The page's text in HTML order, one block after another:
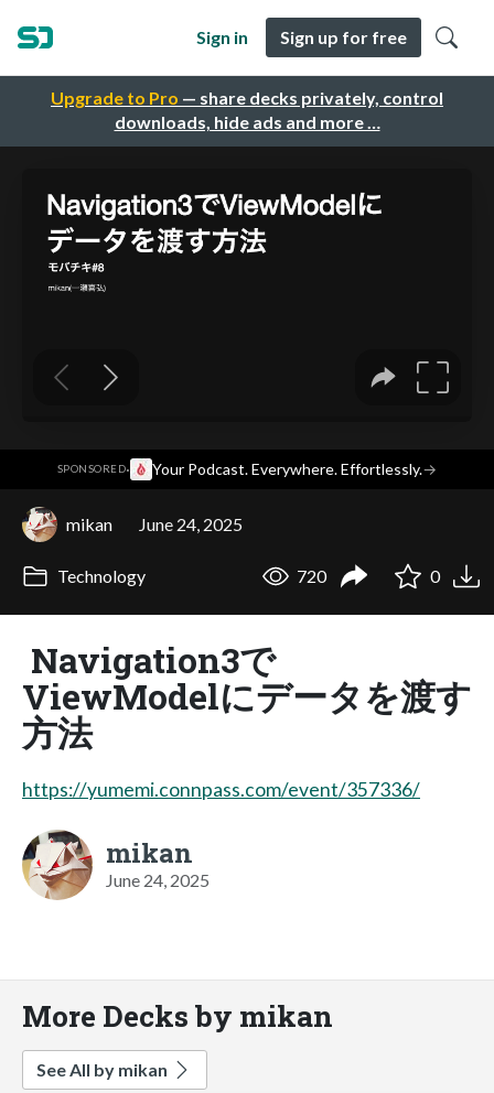
Upgrade to Pro — share decks privately, control
downloads, hide ads and more …
Sign in Sign up for free
SPONSORED· Your Podcast. Everywhere. Effortlessly.→
mikan June 24, 2025
Technology 720 0
Navigation3で
ViewModelにデータを渡す
方法
https://yumemi.connpass.com/event/357336/
mikan
June 24, 2025
More Decks by mikan
See All by mikan